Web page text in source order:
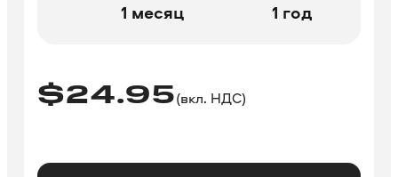
1 месяц 1 год
$24.95(вкл. НДС)